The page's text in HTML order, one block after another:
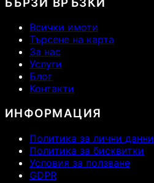
Всички имоти
Търсене на карта
За нас
Услуги
Блог
Контакти
ИНФОРМАЦИЯ
Политика за лични данни
Политика за бисквитки
Условия за ползване
GDPR